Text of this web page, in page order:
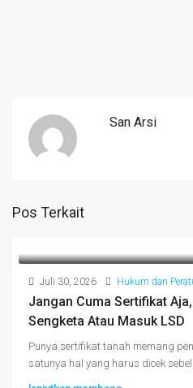
San Arsi
Pos Terkait
Juli 30, 2026 Hukum dan
Jangan Cuma Sertifikat
Sengketa Atau Masuk LSD
Punya sertifikat tanah memang
satunya hal yang harus dicek